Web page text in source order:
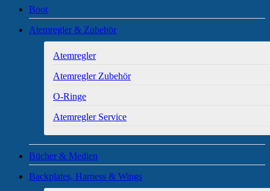
Boot
Atemregler & Zubehör
Atemregler
Atemregler Zubehör
O-Ringe
Atemregler Service
Bücher & Medien
Backplates, Harness & Wings